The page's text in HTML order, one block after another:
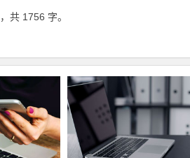
共 1756 字。